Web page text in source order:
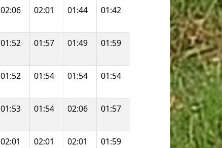
02:06 02:01 01:44 01:42
01:52 01:57 01:49 01:59
01:52 01:54 01:54 01:54
01:53 01:54 02:06 01:57
02:01 02:01 02:01 01:59